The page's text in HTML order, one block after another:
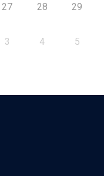
27 28 29
3 4 5